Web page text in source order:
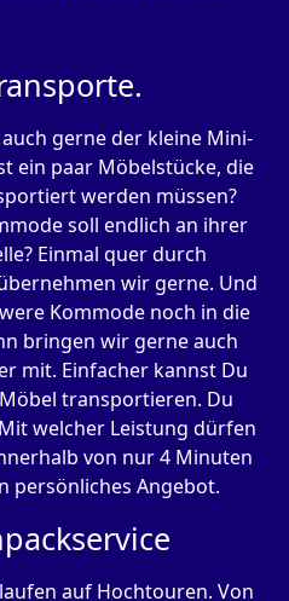
gerne der kleine Mini-
ein paar Möbelstücke, die
werden müssen?
soll endlich an ihrer
Einmal quer durch
wir gerne. Und
Kommode noch in die
bringen wir gerne auch
mit. Einfacher kannst Du
transportieren. Du
welcher Leistung dürfen
von nur 4 Minuten
persönliches Angebot.
auf Hochtouren. Von